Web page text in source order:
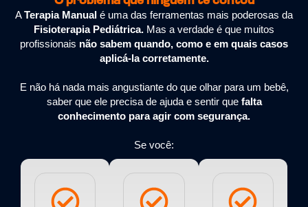
ATerapia Manual é uma das ferramentas mais poderosas da
Fisioterapia Pediátrica. Mas a verdade é que muitos
profissionais não sabem quando, como e em quais casos
aplicá-la corretamente.
E não há nada mais angustiante do que olhar para um bebê,
saber que ele precisa de ajuda e sentir que falta
conhecimento para agir com segurança.
Se você: